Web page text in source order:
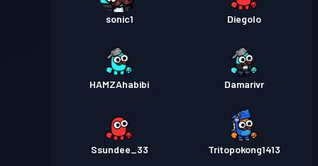
sonic1 Diegolo
HAMZAhabibi Damarivr
Ssundee_33 Tritopokong1413